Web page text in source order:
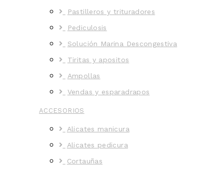
Pastilleros y trituradores
Pediculosis
Solución Marina Descongestiva
Tiritas y apositos
Ampollas
Vendas y esparadrapos
ACCESORIOS
Alicates manicura
Alicates pedicura
Cortauñas